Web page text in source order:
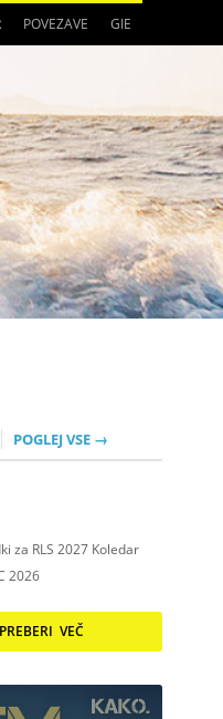
POVEZAVE GIE
POGLEJ VSE →
za RLS 2027 Koledar
2026
PREBERI VEČ